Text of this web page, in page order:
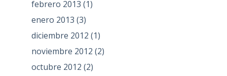
febrero 2013 (1)
enero 2013 (3)
diciembre 2012 (1)
noviembre 2012 (2)
octubre 2012 (2)